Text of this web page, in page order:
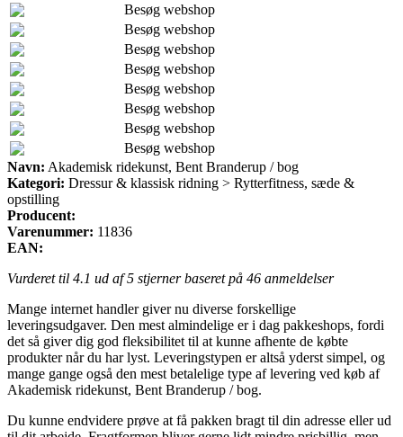
Besøg webshop
Besøg webshop
Besøg webshop
Besøg webshop
Besøg webshop
Besøg webshop
Besøg webshop
Besøg webshop
Navn: Akademisk ridekunst, Bent Branderup / bog
Kategori: Dressur & klassisk ridning > Rytterfitness, sæde &
opstilling
Producent:
Varenummer: 11836
EAN:
Vurderet til 4.1 ud af 5 stjerner baseret på 46 anmeldelser
Mange internet handler giver nu diverse forskellige
leveringsudgaver. Den mest almindelige er i dag pakkeshops, fordi
det så giver dig god fleksibilitet til at kunne afhente de købte
produkter når du har lyst. Leveringstypen er altså yderst simpel, og
mange gange også den mest betalelige type af levering ved køb af
Akademisk ridekunst, Bent Branderup / bog.
Du kunne endvidere prøve at få pakken bragt til din adresse eller ud